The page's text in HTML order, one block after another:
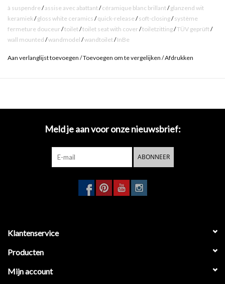
à suspendre /assise avec abattant/céramique blanc brillant/glanzend wit
keramiek /gloss white ceramics /quick-release /soft-closing/système
fermeture douceur /toilet/toilet seat with cover /toiletzitting/TÜV geprüft/
wall mounted /wandmodel /wandtoilet/InBe
Aan verlanglijst toevoegen /Toevoegen om te vergelijken /Afdrukken
Meld je aan voor onze nieuwsbrief:
ABONNEER
Klantenservice
Producten
Mijn account